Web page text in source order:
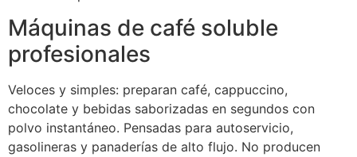
Máquinas de café soluble
profesionales
Veloces y simples: preparan café, cappuccino,
chocolate y bebidas saborizadas en segundos con
polvo instantáneo. Pensadas para autoservicio,
gasolineras y panaderías de alto flujo. No producen